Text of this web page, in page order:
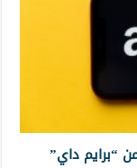
“برايم داي”